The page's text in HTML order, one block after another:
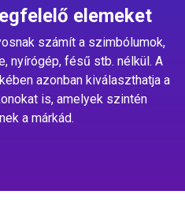
elemeket
számít a szimbólumok,
nyírógép, fésű stb. nélkül. A
azonban kiválaszthatja a
is, amelyek szintén
a márkád.